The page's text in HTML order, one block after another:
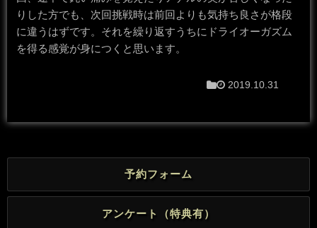
りした方でも、次回挑戦時は前回よりも気持ち良さが格段
に違うはずです。それを繰り返すうちにドライオーガズム
を得る感覚が身につくと思います。
2019.10.31
予約フォーム
アンケート（特典有）